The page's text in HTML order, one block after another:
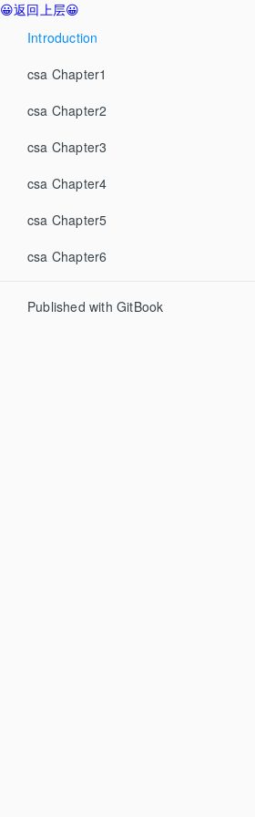
😀返回上层😀
Introduction
csa Chapter1
csa Chapter2
csa Chapter3
csa Chapter4
csa Chapter5
csa Chapter6
Published with GitBook